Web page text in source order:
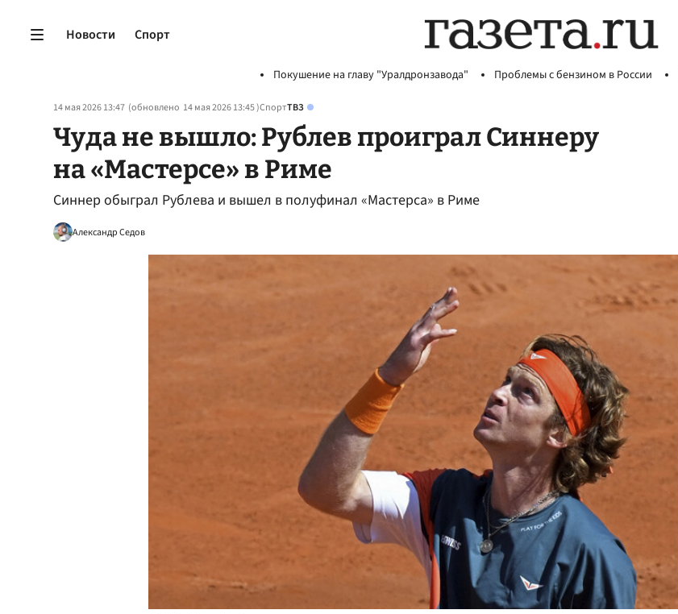
Новости Спорт
Покушение на главу "Уралдронзавода" Проблемы с бензином в России
14 мая 2026 13:47 (обновлено 14 мая 2026 13:45)СпортТВЗ
Чуда не вышло: Рублев проиграл Синнеру
на «Мастерсе» в Риме
Синнер обыграл Рублева и вышел в полуфинал «Мастерса» в Риме
Александр Седов